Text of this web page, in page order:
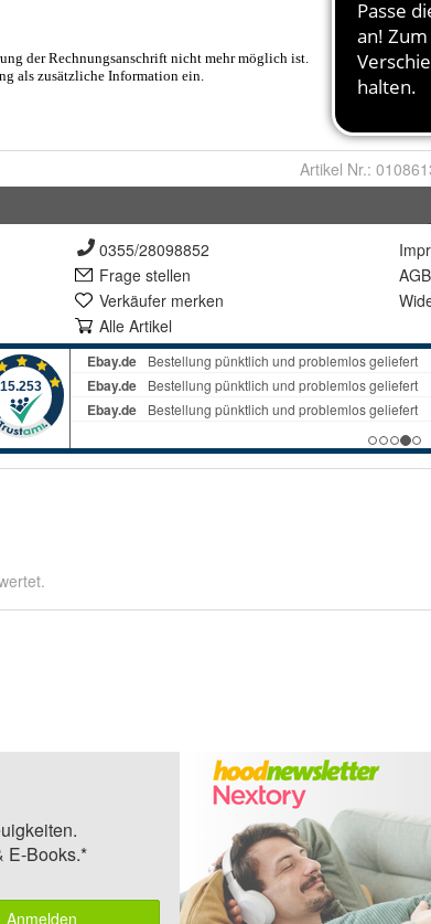
Artikel Nr.:
0355/28098852
Frage stellen
Verkäufer merken
Alle Artikel
AGB
E-Books.*
Anmelden